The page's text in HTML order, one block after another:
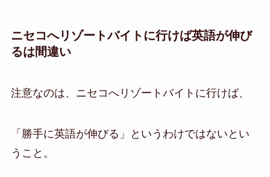
ニセコへリゾートバイトに行けば英語が伸び
るは間違い
注意なのは、ニセコへリゾートバイトに行けば、
「勝手に英語が伸びる」というわけではないとい
うこと。